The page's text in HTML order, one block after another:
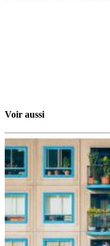
Voir aussi